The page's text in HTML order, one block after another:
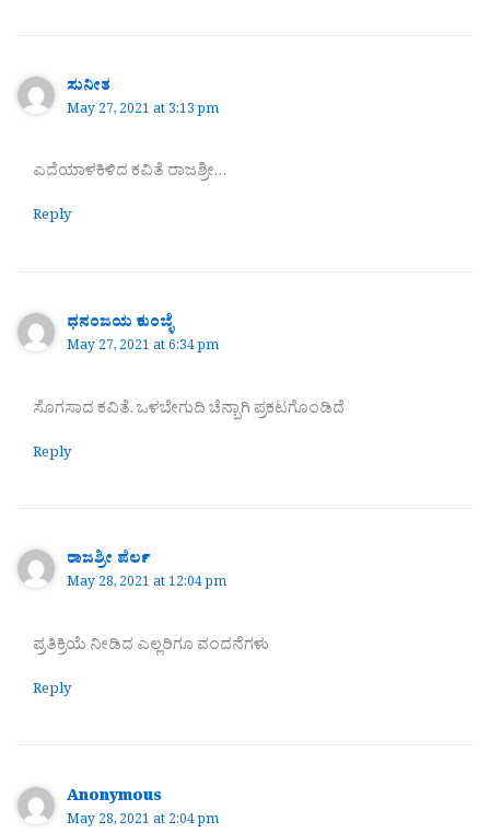
ಸುನೀತ
May 27, 2021 at 3:13 pm
ಎದೆಯಾಳಕಿಳಿದ ಕವಿತೆ ರಾಜಶ್ರೀ…
Reply
ಧನಂಜಯ ಕುಂಬ್ಳೆ
May 27, 2021 at 6:34 pm
ಸೊಗಸಾದ ಕವಿತೆ. ಒಳಬೇಗುದಿ ಚೆನ್ಬಾಗಿ ಪ್ರಕಟಗೊಂಡಿದೆ
Reply
ರಾಜಶ್ರೀ ಪೆರ್ಲ
May 28, 2021 at 12:04 pm
ಪ್ರತಿಕ್ರಿಯೆ ನೀಡಿದ ಎಲ್ಲರಿಗೂ ವಂದನೆಗಳು
Reply
Anonymous
May 28, 2021 at 2:04 pm